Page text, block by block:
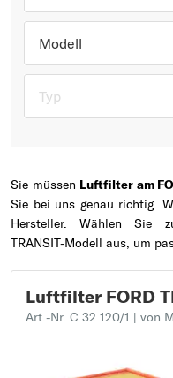
Modell
Typ
Sie müssen Luftfilter am
Sie bei uns genau richtig.
Hersteller. Wählen Sie
TRANSIT-Modell aus, um
Luftfilter FORD
Art.-Nr. C 32 120/1 | von